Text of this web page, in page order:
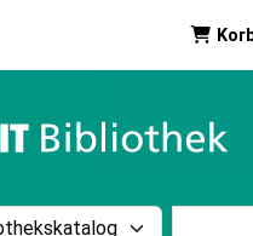
im Katalog nach: